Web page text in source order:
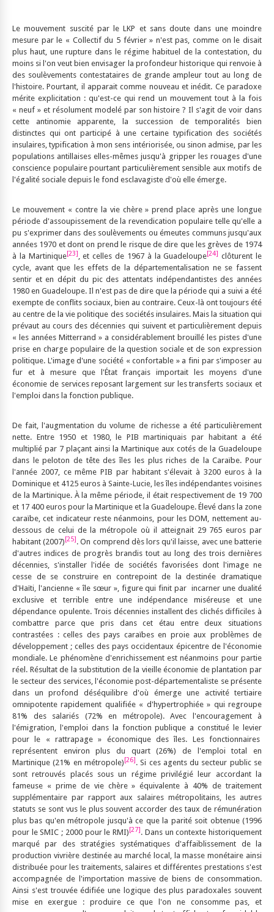
Le mouvement suscité par le LKP et sans doute dans une moindre
mesure par le « Collectif du 5 février » n'est pas, comme on le disait
plus haut, une rupture dans le régime habituel de la contestation, du
moins si l'on veut bien envisager la profondeur historique qui renvoie à
des soulèvements contestataires de grande ampleur tout au long de
l'histoire. Pourtant, il apparait comme nouveau et inédit. Ce paradoxe
mérite explicitation : qu'est-ce qui rend un mouvement tout à la fois
« neuf » et résolument modelé par son histoire ? Il s'agit de voir dans
cette antinomie apparente, la succession de temporalités bien
distinctes qui ont participé à une certaine typification des sociétés
insulaires, typification à mon sens intériorisée, ou sinon admise, par les
populations antillaises elles-mêmes jusqu'à gripper les rouages d'une
conscience populaire pourtant particulièrement sensible aux motifs de
l'égalité sociale depuis le fond esclavagiste d'où elle émerge.
Le mouvement « contre la vie chère » prend place après une longue
période d'assoupissement de la revendication populaire telle qu'elle a
pu s'exprimer dans des soulèvements ou émeutes communs jusqu'aux
années 1970 et dont on prend le risque de dire que les grèves de 1974
à la Martinique[23], et celles de 1967 à la Guadeloupe[24] clôturent le
cycle, avant que les effets de la départementalisation ne se fassent
sentir et en dépit du pic des attentats indépendantistes des années
1980 en Guadeloupe. Il n'est pas de dire que la période qui a suivi a été
exempte de conflits sociaux, bien au contraire. Ceux-là ont toujours été
au centre de la vie politique des sociétés insulaires. Mais la situation qui
prévaut au cours des décennies qui suivent et particulièrement depuis
« les années Mitterrand » a considérablement brouillé les pistes d'une
prise en charge populaire de la question sociale et de son expression
politique. L'image d'une société « confortable » a fini par s'imposer au
fur et à mesure que l'État français importait les moyens d'une
économie de services reposant largement sur les transferts sociaux et
l'emploi dans la fonction publique.
De fait, l'augmentation du volume de richesse a été particulièrement
nette. Entre 1950 et 1980, le PIB martiniquais par habitant a été
multiplié par 7 plaçant ainsi la Martinique aux cotés de la Guadeloupe
dans le peloton de tête des îles les plus riches de la Caraïbe. Pour
l'année 2007, ce même PIB par habitant s'élevait à 3200 euros à la
Dominique et 4125 euros à Sainte-Lucie, les îles indépendantes voisines
de la Martinique. À la même période, il était respectivement de 19 700
et 17 400 euros pour la Martinique et la Guadeloupe. Élevé dans la zone
caraïbe, cet indicateur reste néanmoins, pour les DOM, nettement au-
dessous de celui de la métropole où il atteignait 29 765 euros par
habitant (2007)[25]. On comprend dès lors qu'il laisse, avec une batterie
d'autres indices de progrès brandis tout au long des trois dernières
décennies, s'installer l'idée de sociétés favorisées dont l'image ne
cesse de se construire en contrepoint de la destinée dramatique
d'Haïti, l'ancienne « île sœur », figure qui finit par incarner une dualité
exclusive et terrible entre une indépendance miséreuse et une
dépendance opulente. Trois décennies installent des clichés difficiles à
combattre parce que pris dans cet étau entre deux situations
contrastées : celles des pays caraïbes en proie aux problèmes de
développement ; celles des pays occidentaux épicentre de l'économie
mondiale. Le phénomène d'enrichissement est néanmoins pour partie
réel. Résultat de la substitution de la vieille économie de plantation par
le secteur des services, l'économie post-départementaliste se présente
dans un profond déséquilibre d'où émerge une activité tertiaire
omnipotente rapidement qualifiée « d'hypertrophiée » qui regroupe
81% des salariés (72% en métropole). Avec l'encouragement à
l'émigration, l'emploi dans la fonction publique a constitué le levier
pour le « rattrapage » économique des îles. Les fonctionnaires
représentent environ plus du quart (26%) de l'emploi total en
Martinique (21% en métropole)[26]. Si ces agents du secteur public se
sont retrouvés placés sous un régime privilégié leur accordant la
fameuse « prime de vie chère » équivalente à 40% de traitement
supplémentaire par rapport aux salaires métropolitains, les autres
statuts se sont vus le plus souvent accorder des taux de rémunération
plus bas qu'en métropole jusqu'à ce que la parité soit obtenue (1996
pour le SMIC ; 2000 pour le RMI)[27]. Dans un contexte historiquement
marqué par des stratégies systématiques d'affaiblissement de la
production vivrière destinée au marché local, la masse monétaire ainsi
distribuée pour les traitements, salaires et différentes prestations s'est
accompagnée de l'importation massive de biens de consommation.
Ainsi s'est trouvée édifiée une logique des plus paradoxales souvent
mise en exergue : produire ce que l'on ne consomme pas, et